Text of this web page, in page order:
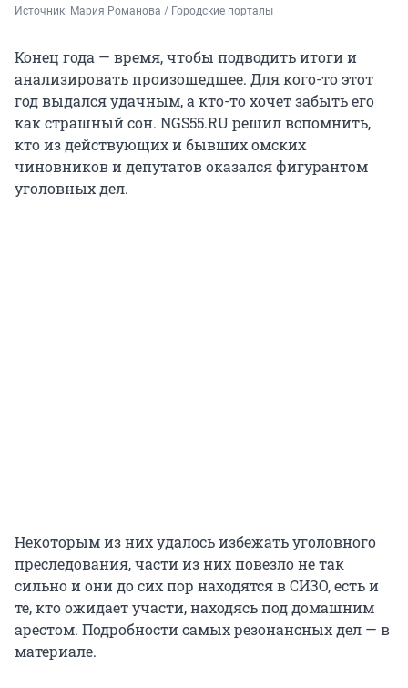
Источник: Мария Романова / Городские порталы
Конец года — время, чтобы подводить итоги и
анализировать произошедшее. Для кого-то этот
год выдался удачным, а кто-то хочет забыть его
как страшный сон. NGS55.RU решил вспомнить,
кто из действующих и бывших омских
чиновников и депутатов оказался фигурантом
уголовных дел.
Некоторым из них удалось избежать уголовного
преследования, части из них повезло не так
сильно и они до сих пор находятся в СИЗО, есть и
те, кто ожидает участи, находясь под домашним
арестом. Подробности самых резонансных дел — в
материале.